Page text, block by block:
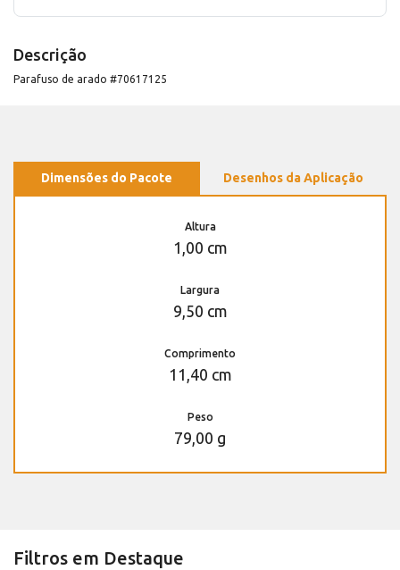
Descrição
Parafuso de arado #70617125
Dimensões do Pacote Desenhos da Aplicação
Altura
1,00 cm
Largura
9,50 cm
Comprimento
11,40 cm
Peso
79,00 g
Filtros em Destaque